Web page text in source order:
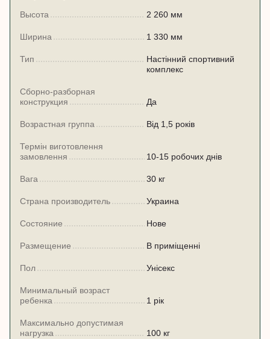
Высота 2 260 мм
Ширина 1 330 мм
Тип
Настінний спортивний
комплекс
Сборно-разборная
конструкция
Да
Возрастная группа Від 1,5 років
Термін виготовлення
замовлення
10-15 робочих днів
Вага 30 кг
Страна производитель Украина
Состояние Нове
Размещение В приміщенні
Пол Унісекс
Минимальный возраст
ребенка
1 рік
Максимально допустимая
нагрузка
100 кг